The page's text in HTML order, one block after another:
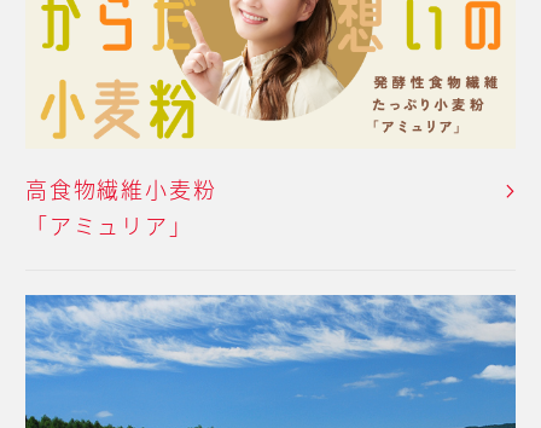
高食物繊維小麦粉
「アミュリア」